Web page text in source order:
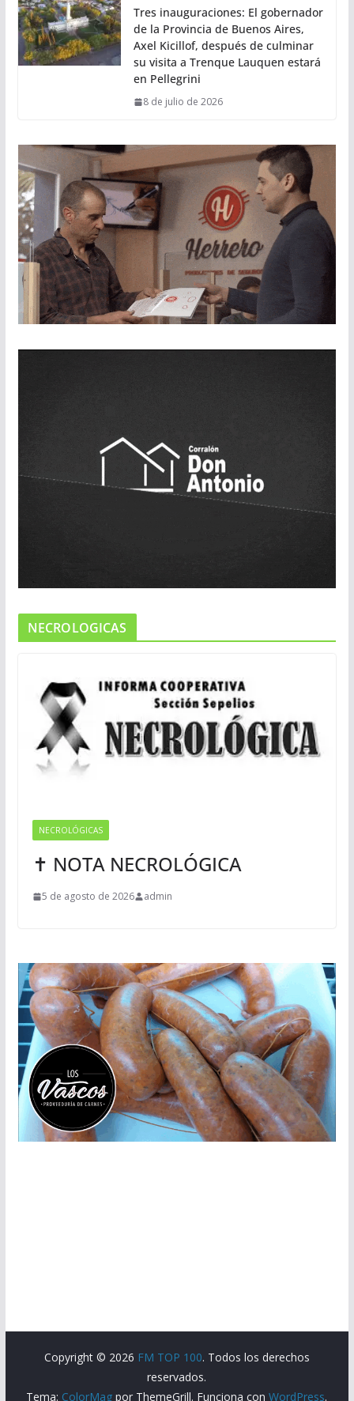
Tres inauguraciones: El gobernador
de la Provincia de Buenos Aires,
Axel Kicillof, después de culminar
su visita a Trenque Lauquen estará
en Pellegrini
8 de julio de 2026
NECROLOGICAS
NECROLÓGICAS
✝ NOTA NECROLÓGICA
5 de agosto de 2026 admin
Copyright © 2026 FM TOP 100. Todos los derechos
reservados.
Tema: ColorMag por ThemeGrill. Funciona conWordPress.